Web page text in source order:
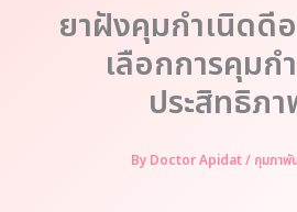
ยาฝังคุมกำเนิดดี
เลือกการคุมก
ประสิทธิภ
By Doctor Apidat/ กุมภาพั